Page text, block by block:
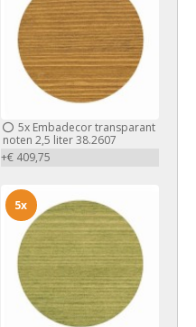
5xEmbadecor transparant
noten 2,5 liter 38.2607
+€ 409,75
5x